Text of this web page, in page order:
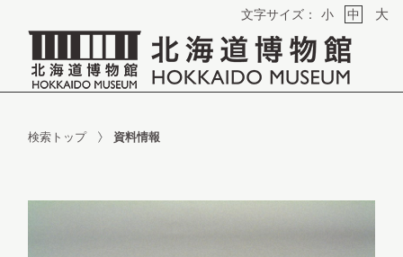
文字サイズ： 小 中 大
検索トップ 資料情報